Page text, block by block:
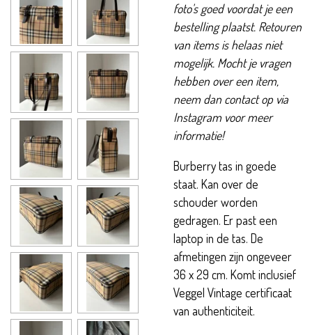
foto's goed voordat je een
bestelling plaatst. Retouren
van items is helaas niet
mogelijk. Mocht je vragen
hebben over een item,
neem dan contact op via
Instagram voor meer
informatie!
Burberry tas in goede
staat. Kan over de
schouder worden
gedragen. Er past een
laptop in de tas. De
afmetingen zijn ongeveer
36 x 29 cm. Komt inclusief
Veggel Vintage certificaat
van authenticiteit.